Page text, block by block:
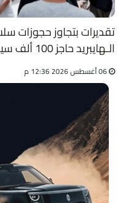
الـهايبريد حاجز 100 ألف سيارة